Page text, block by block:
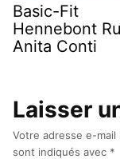
Basic-Fit
Hennebont
Anita Conti
Laisser
Votre adresse e-
sont indiqués avec *